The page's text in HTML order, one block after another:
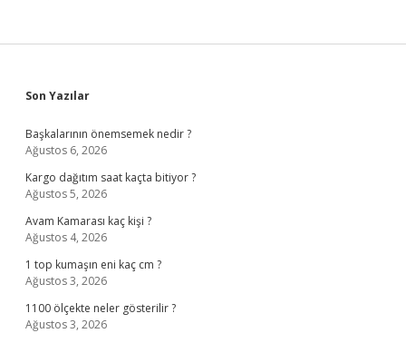
Sidebar
Son Yazılar
Başkalarının önemsemek nedir ?
Ağustos 6, 2026
Kargo dağıtım saat kaçta bitiyor ?
Ağustos 5, 2026
Avam Kamarası kaç kişi ?
Ağustos 4, 2026
1 top kumaşın eni kaç cm ?
Ağustos 3, 2026
1100 ölçekte neler gösterilir ?
Ağustos 3, 2026